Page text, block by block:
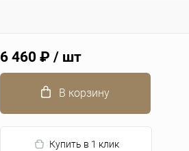
6 460 ₽ / шт
В корзину
Купить в 1 клик